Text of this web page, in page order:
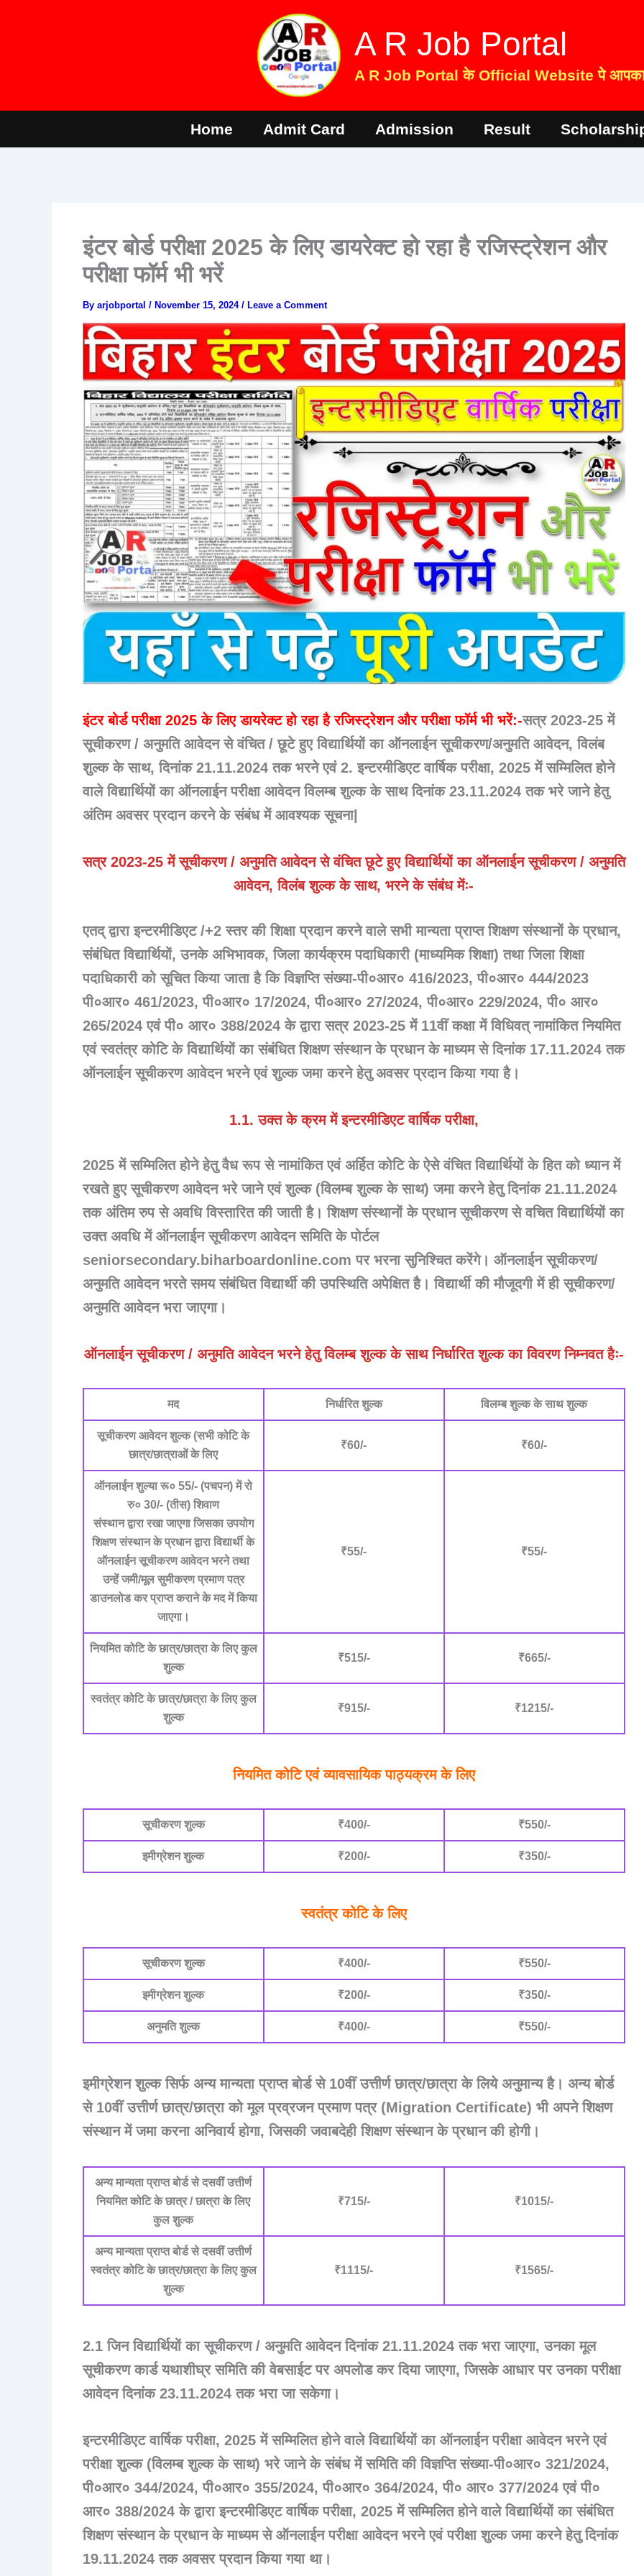
A R Job Portal
A R Job Portal के Official Website पे आपका
Home Admit Card Admission Result
इंटर बोर्ड परीक्षा 2025 के लिए डायरेक्ट हो रहा है रजिस्ट्रेशन और
परीक्षा फॉर्म भी भरें
By arjobportal / November 15, 2024 / Leave a Comment
इंटर बोर्ड परीक्षा 2025 के लिए डायरेक्ट हो रहा है रजिस्ट्रेशन और परीक्षा फॉर्म भी भरें:-सत्र 2023-25 में
सूचीकरण / अनुमति आवेदन से वंचित / छूटे हुए विद्यार्थियों का ऑनलाईन सूचीकरण/अनुमति आवेदन, विलंब
शुल्क के साथ, दिनांक 21.11.2024 तक भरने एवं 2. इन्टरमीडिएट वार्षिक परीक्षा, 2025 में सम्मिलित होने
वाले विद्यार्थियों का ऑनलाईन परीक्षा आवेदन विलम्ब शुल्क के साथ दिनांक 23.11.2024 तक भरे जाने हेतु
अंतिम अवसर प्रदान करने के संबंध में आवश्यक सूचना|
सत्र 2023-25 में सूचीकरण / अनुमति आवेदन से वंचित छूटे हुए विद्यार्थियों का ऑनलाईन सूचीकरण / अनुमति
आवेदन, विलंब शुल्क के साथ, भरने के संबंध मेंः-
एतद् द्वारा इन्टरमीडिएट /+2 स्तर की शिक्षा प्रदान करने वाले सभी मान्यता प्राप्त शिक्षण संस्थानों के प्रधान,
संबंधित विद्यार्थियों, उनके अभिभावक, जिला कार्यक्रम पदाधिकारी (माध्यमिक शिक्षा) तथा जिला शिक्षा
पदाधिकारी को सूचित किया जाता है कि विज्ञप्ति संख्या-पी०आर० 416/2023, पी०आर० 444/2023
पी०आर० 461/2023, पी०आर० 17/2024, पी०आर० 27/2024, पी०आर० 229/2024, पी० आर०
265/2024 एवं पी० आर० 388/2024 के द्वारा सत्र 2023-25 में 11वीं कक्षा में विधिवत् नामांकित नियमित
एवं स्वतंत्र कोटि के विद्यार्थियों का संबंधित शिक्षण संस्थान के प्रधान के माध्यम से दिनांक 17.11.2024 तक
ऑनलाईन सूचीकरण आवेदन भरने एवं शुल्क जमा करने हेतु अवसर प्रदान किया गया है।
1.1. उक्त के क्रम में इन्टरमीडिएट वार्षिक परीक्षा,
2025 में सम्मिलित होने हेतु वैध रूप से नामांकित एवं अर्हित कोटि के ऐसे वंचित विद्यार्थियों के हित को ध्यान में
रखते हुए सूचीकरण आवेदन भरे जाने एवं शुल्क (विलम्ब शुल्क के साथ) जमा करने हेतु दिनांक 21.11.2024
तक अंतिम रुप से अवधि विस्तारित की जाती है। शिक्षण संस्थानों के प्रधान सूचीकरण से वचित विद्यार्थियों का
उक्त अवधि में ऑनलाईन सूचीकरण आवेदन समिति के पोर्टल
seniorsecondary.biharboardonline.com पर भरना सुनिश्चित करेंगे। ऑनलाईन सूचीकरण/
अनुमति आवेदन भरते समय संबंधित विद्यार्थी की उपस्थिति अपेक्षित है। विद्यार्थी की मौजूदगी में ही सूचीकरण/
अनुमति आवेदन भरा जाएगा।
ऑनलाईन सूचीकरण / अनुमति आवेदन भरने हेतु विलम्ब शुल्क के साथ निर्धारित शुल्क का विवरण निम्नवत हैः-
मद निर्धारित शुल्क विलम्ब शुल्क के साथ शुल्क
सूचीकरण आवेदन शुल्क (सभी कोटि के
छात्र/छात्राओं के लिए
₹60/- ₹60/-
ऑनलाईन शुल्या रू० 55/- (पचपन) में रो
रु० 30/- (तीस) शिवाण
संस्थान द्वारा रखा जाएगा जिसका उपयोग
शिक्षण संस्थान के प्रधान द्वारा विद्यार्थी के
ऑनलाईन सूचीकरण आवेदन भरने तथा
उन्हें जमी/मूल सुमीकरण प्रमाण पत्र
डाउनलोड कर प्राप्त कराने के मद में किया
जाएगा।
₹55/- ₹55/-
नियमित कोटि के छात्र/छात्रा के लिए कुल
शुल्क
₹515/- ₹665/-
स्वतंत्र कोटि के छात्र/छात्रा के लिए कुल
शुल्क
₹915/- ₹1215/-
नियमित कोटि एवं व्यावसायिक पाठ्यक्रम के लिए
सूचीकरण शुल्क ₹400/- ₹550/-
इमीग्रेशन शुल्क ₹200/- ₹350/-
स्वतंत्र कोटि के लिए
सूचीकरण शुल्क ₹400/- ₹550/-
इमीग्रेशन शुल्क ₹200/- ₹350/-
अनुमति शुल्क ₹400/- ₹550/-
इमीग्रेशन शुल्क सिर्फ अन्य मान्यता प्राप्त बोर्ड से 10वीं उत्तीर्ण छात्र/छात्रा के लिये अनुमान्य है। अन्य बोर्ड
से 10वीं उत्तीर्ण छात्र/छात्रा को मूल प्रव्रजन प्रमाण पत्र (Migration Certificate) भी अपने शिक्षण
संस्थान में जमा करना अनिवार्य होगा, जिसकी जवाबदेही शिक्षण संस्थान के प्रधान की होगी।
अन्य मान्यता प्राप्त बोर्ड से दसवीं उत्तीर्ण
नियमित कोटि के छात्र / छात्रा के लिए
कुल शुल्क
₹715/- ₹1015/-
अन्य मान्यता प्राप्त बोर्ड से दसवीं उत्तीर्ण
स्वतंत्र कोटि के छात्र/छात्रा के लिए कुल
शुल्क
₹1115/- ₹1565/-
2.1 जिन विद्यार्थियों का सूचीकरण / अनुमति आवेदन दिनांक 21.11.2024 तक भरा जाएगा, उनका मूल
सूचीकरण कार्ड यथाशीघ्र समिति की वेबसाईट पर अपलोड कर दिया जाएगा, जिसके आधार पर उनका परीक्षा
आवेदन दिनांक 23.11.2024 तक भरा जा सकेगा।
इन्टरमीडिएट वार्षिक परीक्षा, 2025 में सम्मिलित होने वाले विद्यार्थियों का ऑनलाईन परीक्षा आवेदन भरने एवं
परीक्षा शुल्क (विलम्ब शुल्क के साथ) भरे जाने के संबंध में समिति की विज्ञप्ति संख्या-पी०आर० 321/2024,
पी०आर० 344/2024, पी०आर० 355/2024, पी०आर० 364/2024, पी० आर० 377/2024 एवं पी०
आर० 388/2024 के द्वारा इन्टरमीडिएट वार्षिक परीक्षा, 2025 में सम्मिलित होने वाले विद्यार्थियों का संबंधित
शिक्षण संस्थान के प्रधान के माध्यम से ऑनलाईन परीक्षा आवेदन भरने एवं परीक्षा शुल्क जमा करने हेतु दिनांक
19.11.2024 तक अवसर प्रदान किया गया था।